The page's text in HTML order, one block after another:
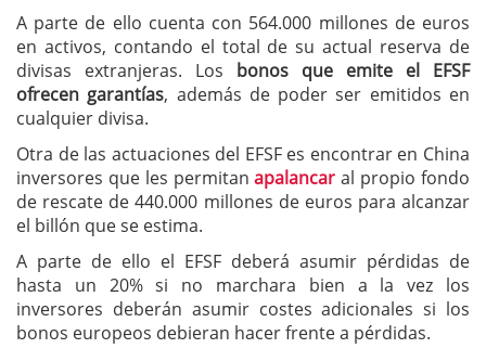
A parte de ello cuenta con 564.000 millones de euros
en activos, contando el total de su actual reserva de
divisas extranjeras. Los bonos que emite el EFSF
ofrecen garantías, además de poder ser emitidos en
cualquier divisa.
Otra de las actuaciones del EFSF es encontrar en China
inversores que les permitanapalancar al propio fondo
de rescate de 440.000 millones de euros para alcanzar
el billón que se estima.
A parte de ello el EFSF deberá asumir pérdidas de
hasta un 20% si no marchara bien a la vez los
inversores deberán asumir costes adicionales si los
bonos europeos debieran hacer frente a pérdidas.